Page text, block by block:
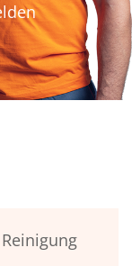
Reinigung